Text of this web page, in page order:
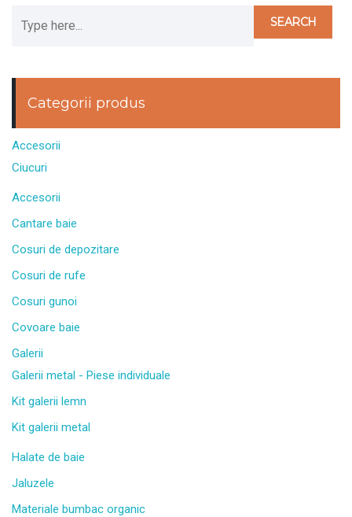
Categorii produs
Accesorii
Ciucuri
Accesorii
Cantare baie
Cosuri de depozitare
Cosuri de rufe
Cosuri gunoi
Covoare baie
Galerii
Galerii metal - Piese individuale
Kit galerii lemn
Kit galerii metal
Halate de baie
Jaluzele
Materiale bumbac organic